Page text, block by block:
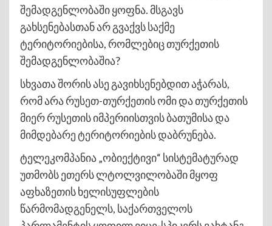
შემადგენლობაში ყოფნა. მსგავს
გახსენებასთან არ გვაქვს საქმე
ტერიტორიებისა, რომლებიც თურქეთის
შემადგენლობაშია?
სხვათა შორის ასე გავიხსენებდით აჭარას,
რომ არა რუსეთ-თურქეთის ომი და თურქეთის
მიერ რუსეთის იმპერიისთვის ბათუმისა და
მიმდებარე ტერიტორიების დაბრუნება.
ტელეკომპანია „ობიექტივი“ სისტემატურად
უთმობს ეთერს ლტოლვილობაში მყოფ
აფხაზეთის ხელისუფლების
წარმომადგენელს, საქართველოს